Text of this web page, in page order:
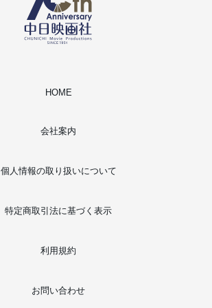
HOME
会社案内
個人情報の取り扱いについて
特定商取引法に基づく表示
利用規約
お問い合わせ